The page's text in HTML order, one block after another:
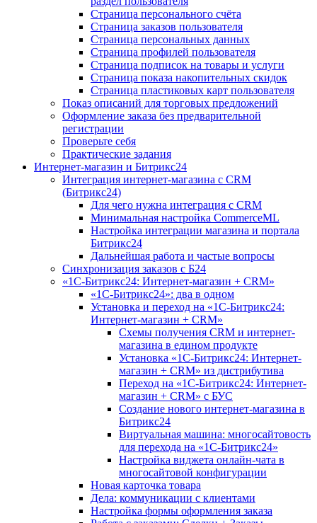
Страница персонального счёта
Страница заказов пользователя
Страница персональных данных
Страница профилей пользователя
Страница подписок на товары и услуги
Страница показа накопительных скидок
Страница пластиковых карт пользователя
Показ описаний для торговых предложений
Оформление заказа без предварительной
регистрации
Проверьте себя
Практические задания
Интернет-магазин и Битрикс24
Интеграция интернет-магазина с CRM
(Битрикс24)
Для чего нужна интеграция с CRM
Минимальная настройка CommerceML
Настройка интеграции магазина и портала
Битрикс24
Дальнейшая работа и частые вопросы
Синхронизация заказов с Б24
«1С-Битрикс24: Интернет-магазин + CRM»
«1С-Битрикс24»: два в одном
Установка и переход на «1С-Битрикс24:
Интернет-магазин + CRM»
Схемы получения CRM и интернет-
магазина в едином продукте
Установка «1С-Битрикс24: Интернет-
магазин + CRM» из дистрибутива
Переход на «1С-Битрикс24: Интернет-
магазин + CRM» с БУС
Создание нового интернет-магазина в
Битрикс24
Виртуальная машина: многосайтовость
для перехода на «1С-Битрикс24»
Настройка виджета онлайн-чата в
многосайтовой конфигурации
Новая карточка товара
Дела: коммуникации с клиентами
Настройка формы оформления заказа